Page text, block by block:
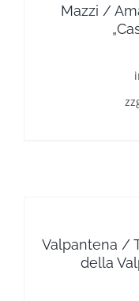
Mazzi /
Valpantena /
della